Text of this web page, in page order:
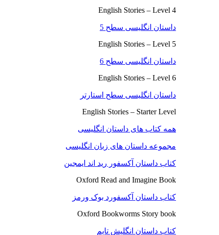
English Stories – Level 4
داستان انگلیسی سطح 5
English Stories – Level 5
داستان انگلیسی سطح 6
English Stories – Level 6
داستان انگلیسی سطح استارتر
English Stories – Starter Level
همه کتاب های داستان انگلیسی
مجموعه داستان های زبان انگلیسی
کتاب داستان آکسفور رید اند ایمجین
Oxford Read and Imagine Book
کتاب داستان آکسفورد بوک ورمز
Oxford Bookworms Story book
کتاب داستان انگلیش تایم